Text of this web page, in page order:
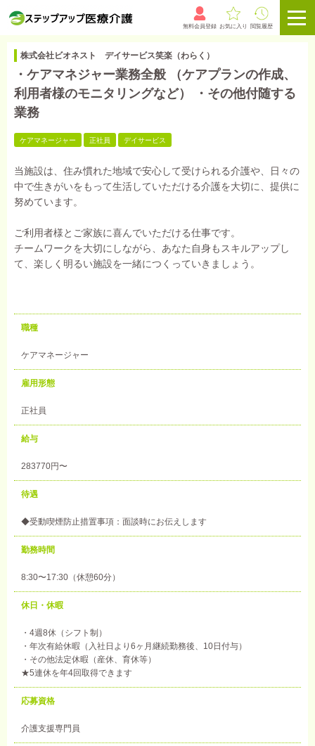
無料会員登録 お気に入り 閲覧履歴
株式会社ビオネスト デイサービス笑楽（わらく）
・ケアマネジャー業務全般 （ケアプランの作成、
利用者様のモニタリングなど） ・その他付随する
業務
ケアマネージャー 正社員 デイサービス
当施設は、住み慣れた地域で安心して受けられる介護や、日々の
中で生きがいをもって生活していただける介護を大切に、提供に
努めています。
ご利用者様とご家族に喜んでいただける仕事です。
チームワークを大切にしながら、あなた自身もスキルアップし
て、楽しく明るい施設を一緒につくっていきましょう。
職種
ケアマネージャー
雇用形態
正社員
給与
283770円〜
待遇
◆受動喫煙防止措置事項：面談時にお伝えします
勤務時間
8:30〜17:30（休憩60分）
休日・休暇
・4週8休（シフト制）
・年次有給休暇（入社日より6ヶ月継続勤務後、10日付与）
・その他法定休暇（産休、育休等）
★5連休を年4回取得できます
応募資格
介護支援専門員